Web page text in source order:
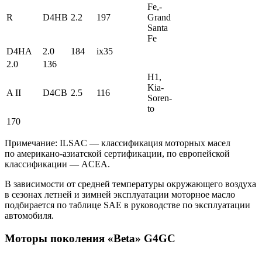
R D4HB 2.2 197
Fe,­
Grand
San­ta
Fe
D4HA
2.0 184
ix35
2.0
136
A II D4CB 2.5 116
H1,
Kia­
Soren­
to
170
Примечание: ILSAC — классификация моторных масел
по американо-азиатской сертификации, по европейской
классификации — ACEA.
В зависимости от средней температуры окружающего воздуха
в сезонах летней и зимней эксплуатации моторное масло
подбирается по таблице SAE в руководстве по эксплуатации
автомобиля.
Моторы поколения «Beta» G4GC